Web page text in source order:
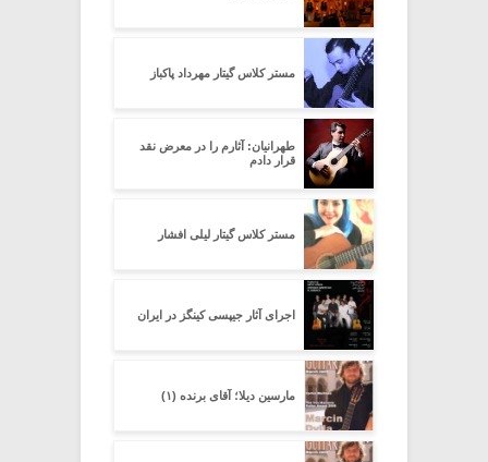
مستر کلاس گیتار مهرداد پاکباز
طهرانیان: آثارم را در معرض نقد
قرار دادم
مستر کلاس گیتار لیلی افشار
اجرای آثار جیپسی کینگز در ایران
مارسین دیلا؛ آقای برنده (۱)